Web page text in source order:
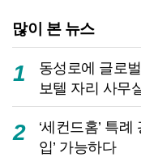
많이 본 뉴스
1
동성로에 글로
보텔 자리 사무
2
‘세컨드홈’ 특
입’ 가능하다